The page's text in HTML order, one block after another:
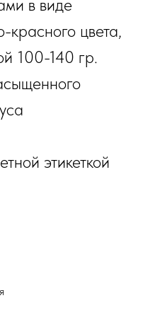
в виде
красного цвета,
100-140 гр.
этикеткой